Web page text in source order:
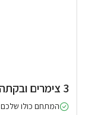
3 צימרים ובקתה בעין אל-אסד
המתחם כולו שלכם